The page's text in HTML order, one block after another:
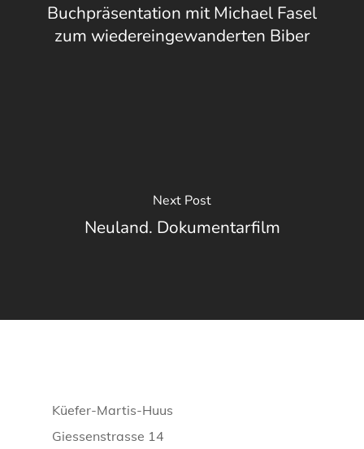
Buchpräsentation mit Michael Fasel
zum wiedereingewanderten Biber
Next Post
Neuland. Dokumentarfilm
Küefer-Martis-Huus
Giessenstrasse 14